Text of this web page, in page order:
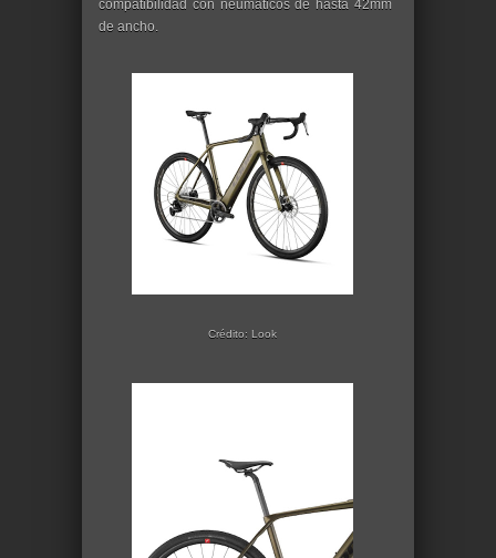
compatibilidad con neumáticos de hasta 42mm
de ancho.
Crédito: Look